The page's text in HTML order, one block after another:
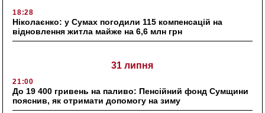
18:28
Ніколаєнко: у Сумах погодили 115 компенсацій на
відновлення житла майже на 6,6 млн грн
31 липня
21:00
До 19 400 гривень на паливо: Пенсійний фонд Сумщини
пояснив, як отримати допомогу на зиму